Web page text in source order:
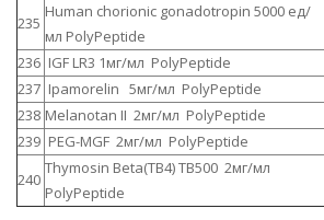
235
Human chorionic gonadotropin 5000 ед/
мл PolyPeptide
236 IGF LR3 1мг/мл PolyPeptide
237 Ipamorelin 5мг/мл PolyPeptide
238 Melanotan II 2мг/мл PolyPeptide
239 PEG-MGF 2мг/мл PolyPeptide
240
Thymosin Beta(TB4) TB500 2мг/мл
PolyPeptide